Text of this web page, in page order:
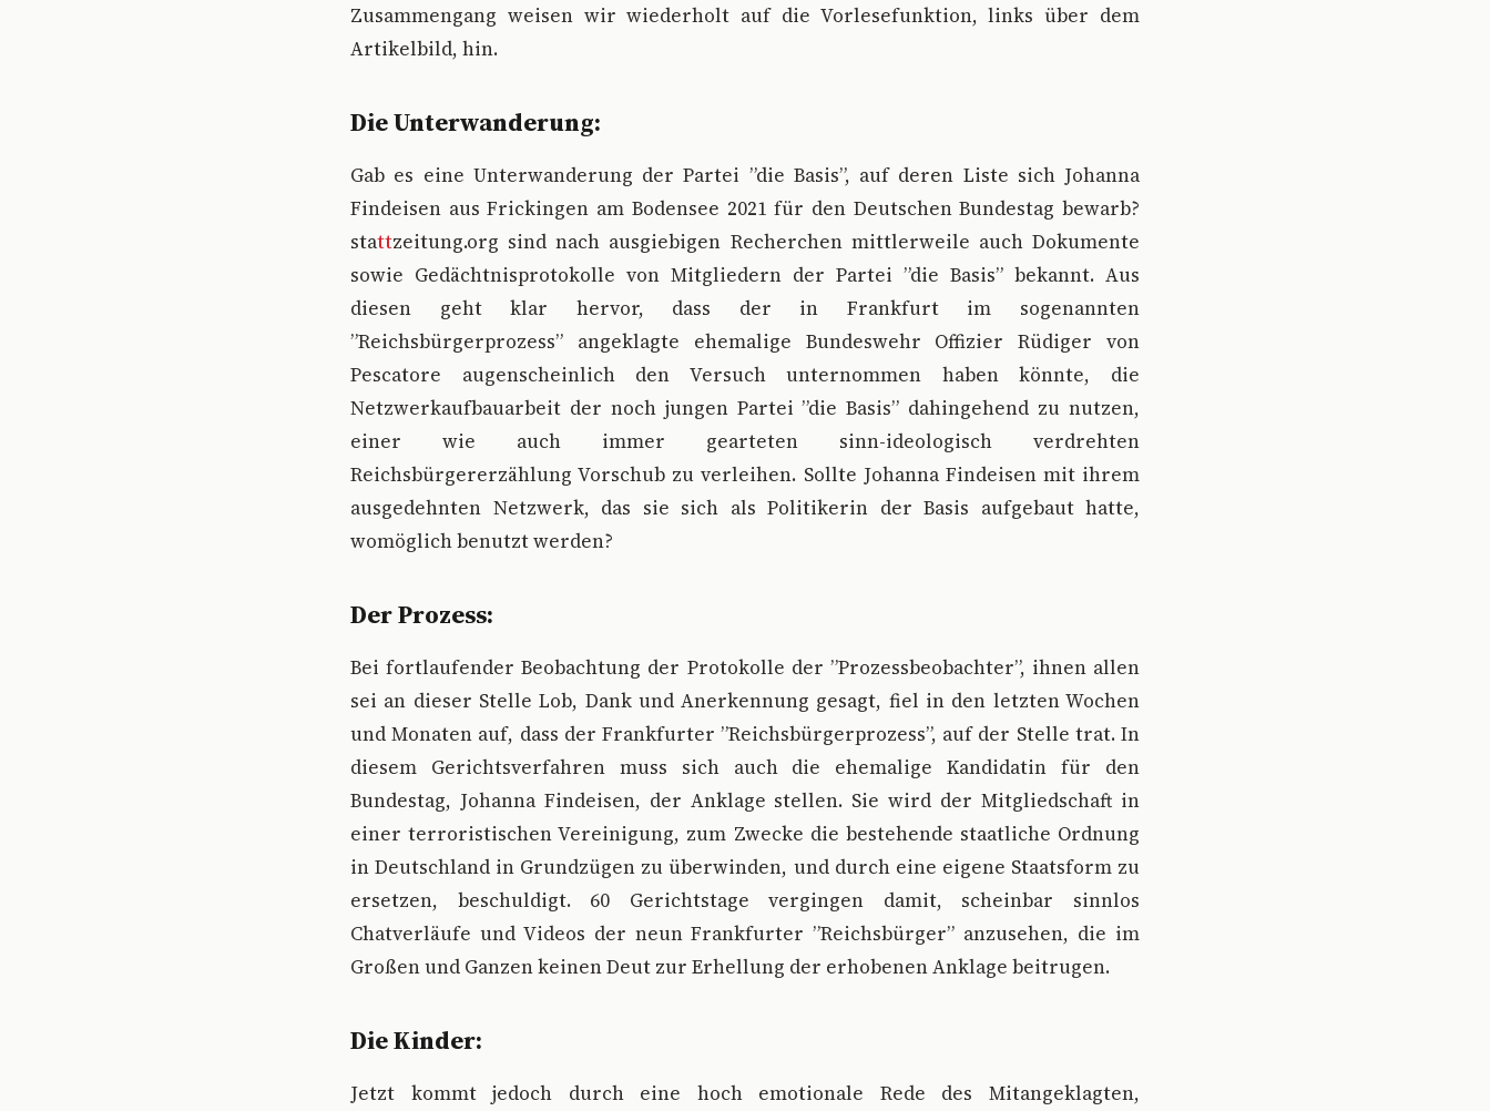
Zusammengang weisen wir wiederholt auf die Vorlesefunktion, links über dem
Artikelbild, hin.
Die Unterwanderung:
Gab es eine Unterwanderung der Partei ”die Basis”, auf deren Liste sich Johanna
Findeisen aus Frickingen am Bodensee 2021 für den Deutschen Bundestag bewarb?
stattzeitung.org sind nach ausgiebigen Recherchen mittlerweile auch Dokumente
sowie Gedächtnisprotokolle von Mitgliedern der Partei ”die Basis” bekannt. Aus
diesen geht klar hervor, dass der in Frankfurt im sogenannten
”Reichsbürgerprozess” angeklagte ehemalige Bundeswehr Offizier Rüdiger von
Pescatore augenscheinlich den Versuch unternommen haben könnte, die
Netzwerkaufbauarbeit der noch jungen Partei ”die Basis” dahingehend zu nutzen,
einer wie auch immer gearteten sinn-ideologisch verdrehten
Reichsbürgererzählung Vorschub zu verleihen. Sollte Johanna Findeisen mit ihrem
ausgedehnten Netzwerk, das sie sich als Politikerin der Basis aufgebaut hatte,
womöglich benutzt werden?
Der Prozess:
Bei fortlaufender Beobachtung der Protokolle der ”Prozessbeobachter”, ihnen allen
sei an dieser Stelle Lob, Dank und Anerkennung gesagt, fiel in den letzten Wochen
und Monaten auf, dass der Frankfurter ”Reichsbürgerprozess”, auf der Stelle trat. In
diesem Gerichtsverfahren muss sich auch die ehemalige Kandidatin für den
Bundestag, Johanna Findeisen, der Anklage stellen. Sie wird der Mitgliedschaft in
einer terroristischen Vereinigung, zum Zwecke die bestehende staatliche Ordnung
in Deutschland in Grundzügen zu überwinden, und durch eine eigene Staatsform zu
ersetzen, beschuldigt. 60 Gerichtstage vergingen damit, scheinbar sinnlos
Chatverläufe und Videos der neun Frankfurter ”Reichsbürger” anzusehen, die im
Großen und Ganzen keinen Deut zur Erhellung der erhobenen Anklage beitrugen.
Die Kinder:
Jetzt kommt jedoch durch eine hoch emotionale Rede des Mitangeklagten,